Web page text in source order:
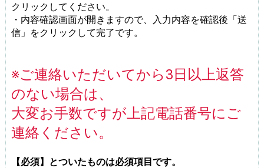
クリックしてください。
・内容確認画面が開きますので、入力内容を確認後「送
信」をクリックして完了です。
※ご連絡いただいてから3日以上返答
のない場合は、
大変お手数ですが上記電話番号にご
連絡ください。
【必須】とついたものは必須項目です。